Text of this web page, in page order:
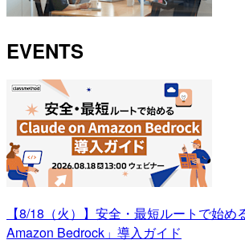
EVENTS
【8/18（火）】安全・最短ルートで始め
Amazon Bedrock」導入ガイド